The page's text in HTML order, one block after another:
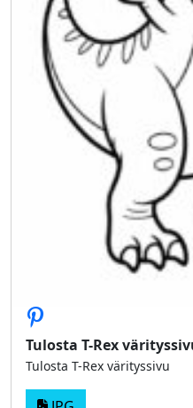
Tulosta T-Rex
Tulosta T-Rex värityssivu